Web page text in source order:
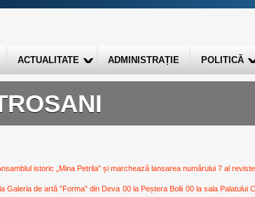
ACTUALITATE ADMINISTRAȚIE POLITICĂ
istoric „Mina Petrila” și marchează lansarea numărului 7 al
Galeria de artă ”Forma” din Deva 00 la Peștera Bolii 00 la sala Palatului